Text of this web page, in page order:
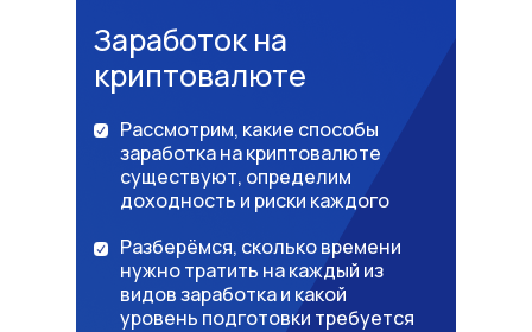
Заработок на
криптовалюте
Рассмотрим, какие способы
заработка на криптовалюте
существуют, определим
доходность и риски каждого
Разберёмся, сколько времени
нужно тратить на каждый из
видов заработка и какой
уровень подготовки требуется